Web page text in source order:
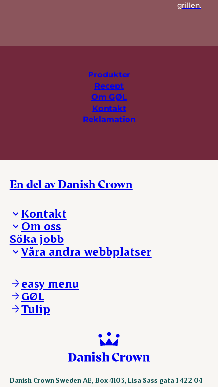
grillen.
Produkter
Recept
Om GØL
Kontakt
Reklamation
En del av Danish Crown
Kontakt
Presskontakt – För dig som är journalist
Reklamation
Visselblåsning
Om oss
Vi tar ledningen
Våra ställen
Söka jobb
Våra andra webbplatser
ESS-FOOD.com
KLS.se
nordicspoor.com
easy menu
GØL
Tulip
Danish Crown Sweden AB, Box 4103, Lisa Sass gata 1 422 04